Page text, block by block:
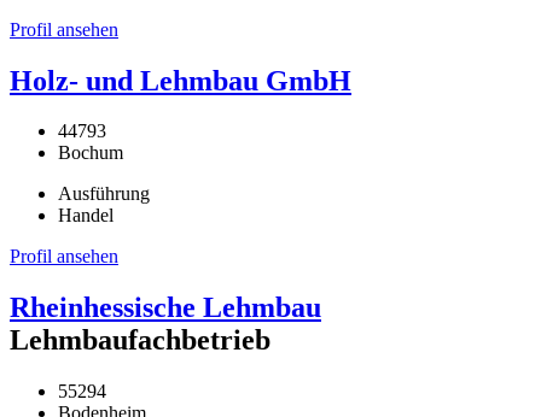
Profil ansehen
Holz- und Lehmbau GmbH
44793
Bochum
Ausführung
Handel
Profil ansehen
Rheinhessische Lehmbau
Lehmbaufachbetrieb
55294